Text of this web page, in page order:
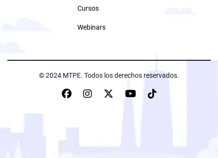
Cursos
Webinars
© 2024 MTPE. Todos los derechos reservados.